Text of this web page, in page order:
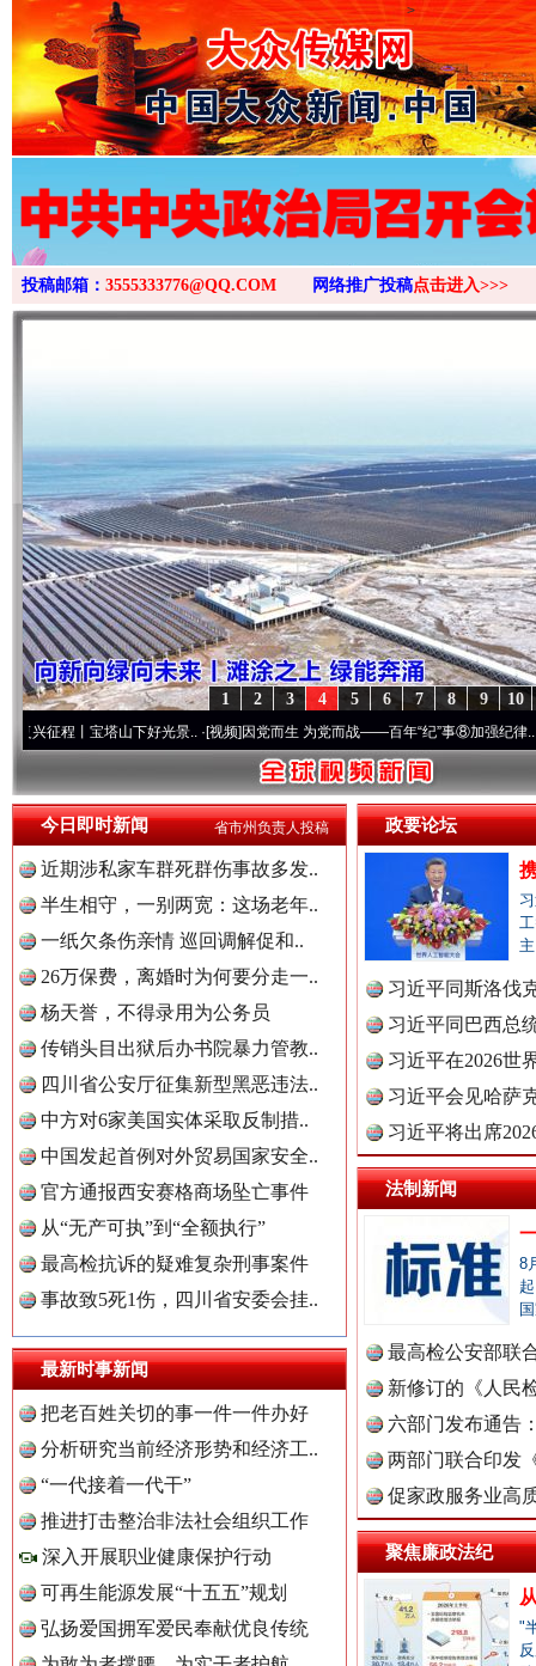
>
投稿邮箱： 3555333776@QQ.COM 网络推广投稿点击进入>>>
10
9
8
7
6
5
4
3
2
1
宝塔山下好光景..·[视频]因党而生 为党而战——百年“纪”事⑧加强纪律..·[视频]牢记
今日即时新闻
近期涉私家车群死群伤事故多发..
半生相守，一别两宽：这场老年..
一纸欠条伤亲情 巡回调解促和..
26万保费，离婚时为何要分走一..
杨天誉，不得录用为公务员
传销头目出狱后办书院暴力管教..
四川省公安厅征集新型黑恶违法..
中方对6家美国实体采取反制措..
中国发起首例对外贸易国家安全..
官方通报西安赛格商场坠亡事件
从“无产可执”到“全额执行”
最高检抗诉的疑难复杂刑事案件
事故致5死1伤，四川省安委会挂..
最新时事新闻
把老百姓关切的事一件一件办好
分析研究当前经济形势和经济工..
“一代接着一代干”
推进打击整治非法社会组织工作
深入开展职业健康保护行动
可再生能源发展“十五五”规划
弘扬爱国拥军爱民奉献优良传统
省市州负责人投稿 政要论坛
习近平同斯洛伐
习近平同巴西总
习近平在2026世
理高级..
习近平会见哈萨
习近平将出席
球治理..
法制新闻
8
最高检公安部联
周岁未..
新修订的《人民
布
六部门发布通告
两部门联合印发
定》
促家政服务业高
聚焦廉政法纪
"
中国全民新闻网.
中国公众新闻网.
中国公民新闻网.
“后车司机肯定在骂我” 全民健
世界屋脊 天路回响
红船起航处 潮起向未来 广州首